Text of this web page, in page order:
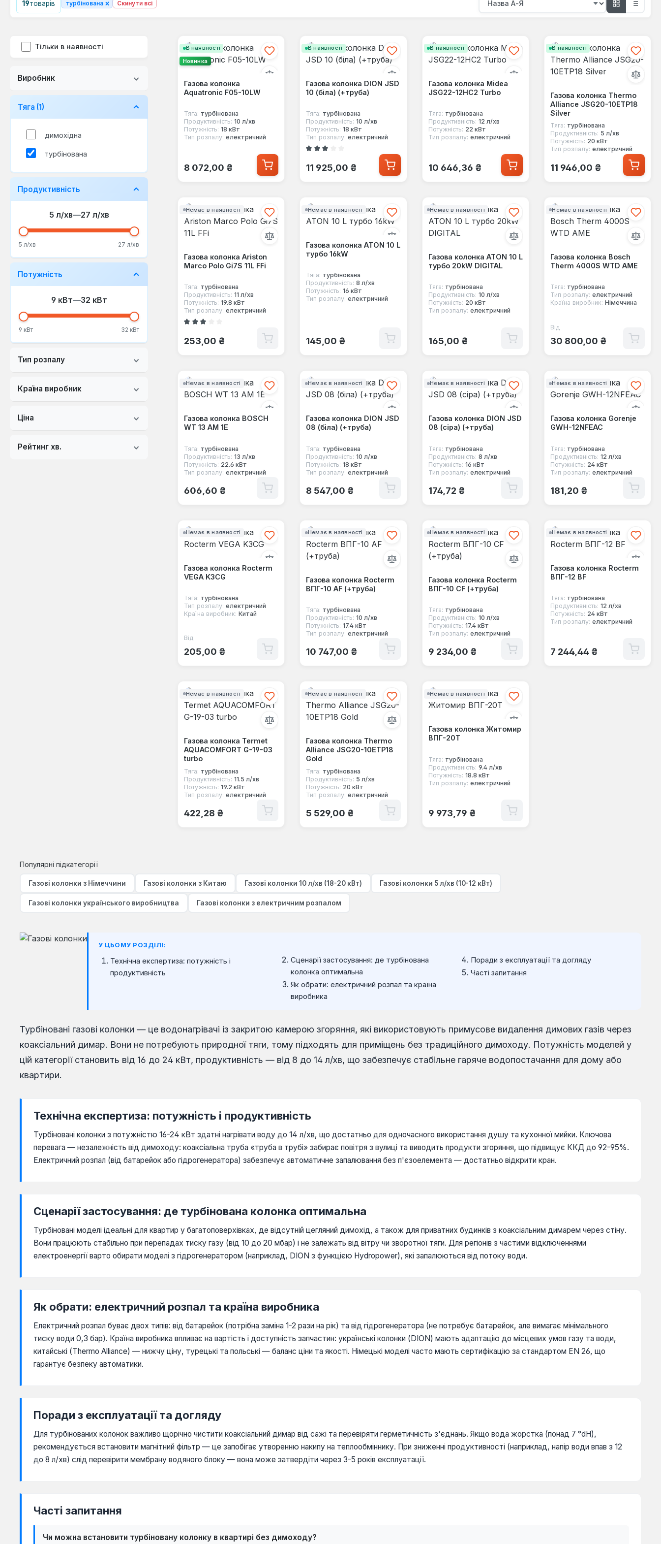
19товарів турбінована × Скинути всі
Тільки в наявності
Виробник
Тяга (1)
димохідна
турбінована
Продуктивність
5 л/хв—27 л/хв
5 л/хв 27 л/хв
Потужність
9 кВт—32 кВт
9 кВт 32 кВт
Тип розпалу
Країна виробник
Ціна
Рейтинг хв.
В наявності
Новинка
Газова колонка
Aquatronic F05-10LW
Тяга: турбінована
Продуктивність: 10 л/хв
Потужність: 18 кВт
Тип розпалу: електричний
Звичайна ціна:
8 072,00 ₴
В наявності
Газова колонка DION JSD
10 (біла) (+труба)
Тяга: турбінована
Продуктивність: 10 л/хв
Потужність: 18 кВт
Тип розпалу: електричний
Середня оцінка 3 з 5 зірок
Звичайна ціна:
11 925,00 ₴
В наявності
Газова колонка Midea
JSG22-12HC2 Turbo
Тяга: турбінована
Продуктивність: 12 л/хв
Потужність: 22 кВт
Тип розпалу: електричний
Звичайна ціна:
10 646,36 ₴
В наявності
Газова колонка Thermo
Alliance JSG20-10ETP18
Silver
Тяга: турбінована
Продуктивність: 5 л/хв
Потужність: 20 кВт
Тип розпалу: електричний
Звичайна ціна:
11 946,00 ₴
Немає в наявності
Газова колонка Ariston
Marco Polo Gi7S 11L FFi
Тяга: турбінована
Продуктивність: 11 л/хв
Потужність: 19.8 кВт
Тип розпалу: електричний
Середня оцінка 3 з 5 зірок
Звичайна ціна:
253,00 ₴
Немає в наявності
Газова колонка ATON 10 L
турбо 16kW
Тяга: турбінована
Продуктивність: 8 л/хв
Потужність: 16 кВт
Тип розпалу: електричний
Звичайна ціна:
145,00 ₴
Немає в наявності
Газова колонка ATON 10 L
турбо 20kW DIGITAL
Тяга: турбінована
Продуктивність: 10 л/хв
Потужність: 20 кВт
Тип розпалу: електричний
Звичайна ціна:
165,00 ₴
Немає в наявності
Газова колонка Bosch
Therm 4000S WTD AME
Тяга: турбінована
Тип розпалу: електричний
Країна виробник: Німеччина
Звичайна ціна:
Від
30 800,00 ₴
Немає в наявності
Газова колонка BOSCH
WT 13 AM 1E
Тяга: турбінована
Продуктивність: 13 л/хв
Потужність: 22.6 кВт
Тип розпалу: електричний
Звичайна ціна:
606,60 ₴
Немає в наявності
Газова колонка DION JSD
08 (біла) (+труба)
Тяга: турбінована
Продуктивність: 10 л/хв
Потужність: 18 кВт
Тип розпалу: електричний
Звичайна ціна:
8 547,00 ₴
Немає в наявності
Газова колонка DION JSD
08 (сіра) (+труба)
Тяга: турбінована
Продуктивність: 8 л/хв
Потужність: 16 кВт
Тип розпалу: електричний
Звичайна ціна:
174,72 ₴
Немає в наявності
Газова колонка Gorenje
GWH-12NFEAC
Тяга: турбінована
Продуктивність: 12 л/хв
Потужність: 24 кВт
Тип розпалу: електричний
Звичайна ціна:
181,20 ₴
Немає в наявності
Газова колонка Rocterm
VEGA K3CG
Тяга: турбінована
Тип розпалу: електричний
Країна виробник: Китай
Звичайна ціна:
Від
205,00 ₴
Немає в наявності
Газова колонка Rocterm
ВПГ-10 AF (+труба)
Тяга: турбінована
Продуктивність: 10 л/хв
Потужність: 17.4 кВт
Тип розпалу: електричний
Звичайна ціна:
10 747,00 ₴
Немає в наявності
Газова колонка Rocterm
ВПГ-10 CF (+труба)
Тяга: турбінована
Продуктивність: 10 л/хв
Потужність: 17.4 кВт
Тип розпалу: електричний
Звичайна ціна:
9 234,00 ₴
Немає в наявності
Газова колонка Rocterm
ВПГ-12 BF
Тяга: турбінована
Продуктивність: 12 л/хв
Потужність: 24 кВт
Тип розпалу: електричний
Звичайна ціна:
7 244,44 ₴
Немає в наявності
Газова колонка Termet
AQUACOMFORT G-19-03
turbo
Тяга: турбінована
Продуктивність: 11.5 л/хв
Потужність: 19.2 кВт
Тип розпалу: електричний
Звичайна ціна:
422,28 ₴
Немає в наявності
Газова колонка Thermo
Alliance JSG20-10ETP18
Gold
Тяга: турбінована
Продуктивність: 5 л/хв
Потужність: 20 кВт
Тип розпалу: електричний
Звичайна ціна:
5 529,00 ₴
Немає в наявності
Газова колонка Житомир
ВПГ-20Т
Тяга: турбінована
Продуктивність: 9.4 л/хв
Потужність: 18.8 кВт
Тип розпалу: електричний
Звичайна ціна:
9 973,79 ₴
Популярні підкатегорії
Газові колонки з Німеччини Газові колонки з Китаю Газові колонки 10 л/хв (18-20 кВт) Газові колонки 5 л/хв (10-12 кВт)
Газові колонки українського виробництва Газові колонки з електричним розпалом
У ЦЬОМУ РОЗДІЛІ:
Технічна експертиза: потужність і
продуктивність
Сценарії застосування: де турбінована
колонка оптимальна
Як обрати: електричний розпал та країна
виробника
Поради з експлуатації та догляду
Часті запитання
Турбіновані газові колонки — це водонагрівачі із закритою камерою згоряння, які використовують примусове видалення димових газів через
коаксіальний димар. Вони не потребують природної тяги, тому підходять для приміщень без традиційного димоходу. Потужність моделей у
цій категорії становить від 16 до 24 кВт, продуктивність — від 8 до 14 л/хв, що забезпечує стабільне гаряче водопостачання для дому або
квартири.
Технічна експертиза: потужність і продуктивність
Турбіновані колонки з потужністю 16-24 кВт здатні нагрівати воду до 14 л/хв, що достатньо для одночасного використання душу та кухонної мийки. Ключова
перевага — незалежність від димоходу: коаксіальна труба «труба в трубі» забирає повітря з вулиці та виводить продукти згоряння, що підвищує ККД до 92-95%.
Електричний розпал (від батарейок або гідрогенератора) забезпечує автоматичне запалювання без п'єзоелемента — достатньо відкрити кран.
Сценарії застосування: де турбінована колонка оптимальна
Турбіновані моделі ідеальні для квартир у багатоповерхівках, де відсутній цегляний димохід, а також для приватних будинків з коаксіальним димарем через стіну.
Вони працюють стабільно при перепадах тиску газу (від 10 до 20 мбар) і не залежать від вітру чи зворотної тяги. Для регіонів з частими відключеннями
електроенергії варто обирати моделі з гідрогенератором (наприклад, DION з функцією Hydropower), які запалюються від потоку води.
Як обрати: електричний розпал та країна виробника
Електричний розпал буває двох типів: від батарейок (потрібна заміна 1-2 рази на рік) та від гідрогенератора (не потребує батарейок, але вимагає мінімального
тиску води 0,3 бар). Країна виробника впливає на вартість і доступність запчастин: українські колонки (DION) мають адаптацію до місцевих умов газу та води,
китайські (Thermo Alliance) — нижчу ціну, турецькі та польські — баланс ціни та якості. Німецькі моделі часто мають сертифікацію за стандартом EN 26, що
гарантує безпеку автоматики.
Поради з експлуатації та догляду
Для турбінованих колонок важливо щорічно чистити коаксіальний димар від сажі та перевіряти герметичність з'єднань. Якщо вода жорстка (понад 7 °dH),
рекомендується встановити магнітний фільтр — це запобігає утворенню накипу на теплообміннику. При зниженні продуктивності (наприклад, напір води впав з 12
до 8 л/хв) слід перевірити мембрану водяного блоку — вона може затвердіти через 3-5 років експлуатації.
Часті запитання
Чи можна встановити турбіновану колонку в квартирі без димоходу?